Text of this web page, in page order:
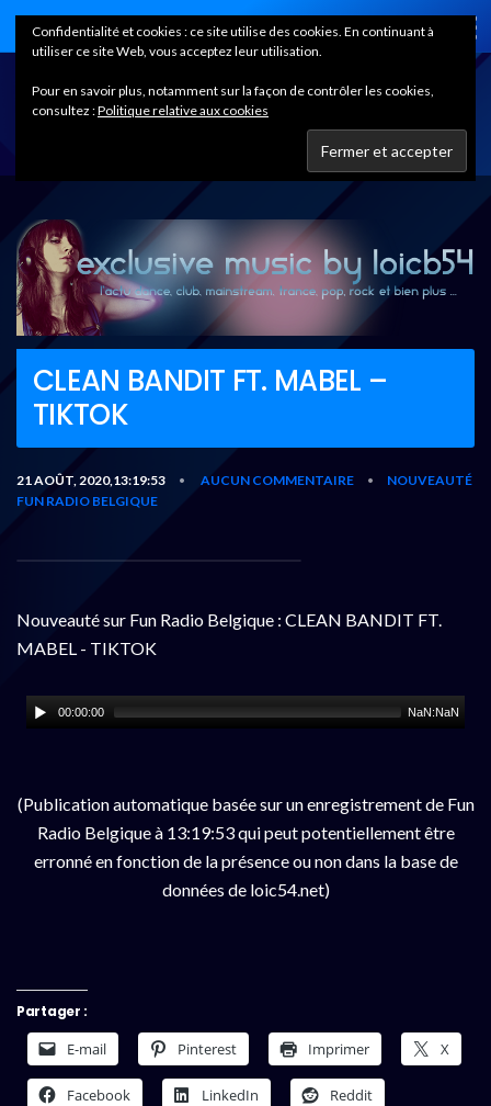
Home
CLEAN BANDIT FT. MABEL –
TIKTOK
21 AOÛT, 2020,13:19:53 • AUCUN COMMENTAIRE •
NOUVEAUTÉ
FUN RADIO BELGIQUE
Nouveauté sur Fun Radio Belgique : CLEAN BANDIT FT.
MABEL - TIKTOK
00:00:00 NaN:NaN
(Publication automatique basée sur un enregistrement de Fun
Radio Belgique à 13:19:53 qui peut potentiellement être
erronné en fonction de la présence ou non dans la base de
données de loic54.net)
Partager :
E-mail Pinterest Imprimer X
Facebook LinkedIn Reddit
Confidentialité et cookies : ce site utilise des cookies. En continuant à
utiliser ce site Web, vous acceptez leur utilisation.
Pour en savoir plus, notamment sur la façon de contrôler les cookies,
consultez :Politique relative aux cookies